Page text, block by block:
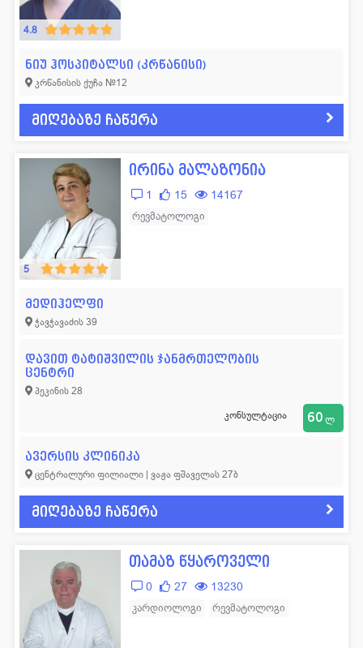
4.8
ნიუ ჰოსპიტალსი (კრწანისი)
კრწანისის ქუჩა №12
მიღებაზე ჩაწერა
5
ირინა მალაზონია
1 15 14167
რევმატოლოგი
მედიჰელფი
ჭავჭავაძის 39
დავით ტატიშვილის ჯანმრთელობის
ცენტრი
პეკინის 28
კონსულტაცია 60 ლ
ავერსის კლინიკა
ცენტრალური ფილიალი | ვაჟა ფშაველას 27ბ
მიღებაზე ჩაწერა
თამაზ წყაროველი
0 27 13230
კარდიოლოგი რევმატოლოგი